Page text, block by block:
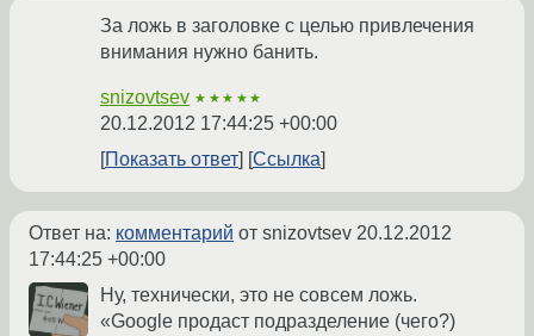
За ложь в заголовке с целью привлечения
внимания нужно банить.
snizovtsev ★★★★★
20.12.2012 17:44:25 +00:00
Показать ответ
Ссылка
Ответ на: комментарий от snizovtsev 20.12.2012
17:44:25 +00:00
Ну, технически, это не совсем ложь.
«Google продаст подразделение (чего?)